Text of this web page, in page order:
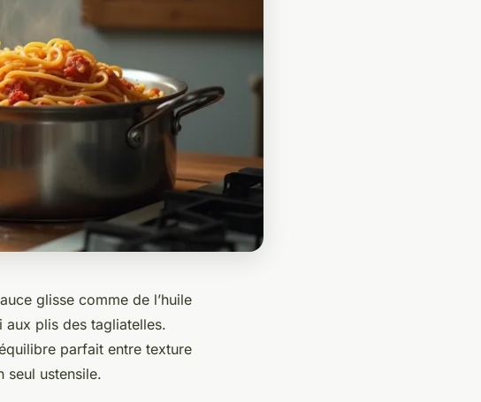
glisse comme de l’huile
aux plis des tagliatelles.
parfait entre texture
seul ustensile.